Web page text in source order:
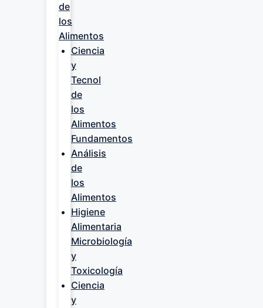
de
los
Alimentos
Ciencia
y
Tecnol
de
los
Alimentos
Fundamentos
Análisis
de
los
Alimentos
Higiene
Alimentaria
Microbiología
y
Toxicología
Ciencia
y